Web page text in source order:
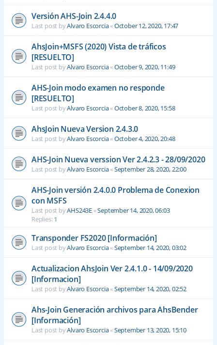
Versión AHS-Join 2.4.4.0
Last post byAlvaro Escorcia«October 12, 2020, 17:47
AhsJoin+MSFS (2020) Vista de tráficos
[RESUELTO]
Last post byAlvaro Escorcia«October 9, 2020, 11:49
AHS-Join modo examen no responde
[RESUELTO]
Last post byAlvaro Escorcia«October 8, 2020, 15:58
AhsJoin Nueva Version 2.4.3.0
Last post byAlvaro Escorcia«October 4, 2020, 20:48
AHS-Join Nueva verssion Ver 2.4.2.3 - 28/09/2020
Last post byAlvaro Escorcia«September 28, 2020, 22:00
AHS-Join versión 2.4.0.0 Problema de Conexion
con MSFS
Last post byAHS243E«September 14, 2020, 06:03
Replies:1
Transponder FS2020 [Información]
Last post byAlvaro Escorcia«September 14, 2020, 03:02
Actualizacion AhsJoin Ver 2.4.1.0 - 14/09/2020
[Informacion]
Last post byAlvaro Escorcia«September 14, 2020, 02:52
Ahs-Join Generación archivos para AhsBender
[Información]
Last post byAlvaro Escorcia«September 13, 2020, 15:10